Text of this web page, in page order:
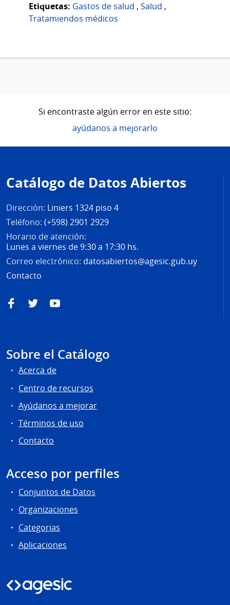
Etiquetas: Gastos de salud , Salud ,
Tratamiendos médicos
Si encontraste algún error en este sitio:
ayúdanos a mejorarlo
de
página
Catálogo de Datos Abiertos
Dirección: Liniers 1324 piso 4
Teléfono: (+598) 2901 2929
Horario de atención:
Lunes a viernes de 9:30 a 17:30 hs.
Correo electrónico: datosabiertos@agesic.gub.uy
Contacto
FacebookTwitterYouTube
Sobre el Catálogo
Acerca de
Centro de recursos
Ayúdanos a mejorar
Términos de uso
Contacto
Acceso por perfiles
Conjuntos de Datos
Organizaciones
Categorias
Aplicaciones